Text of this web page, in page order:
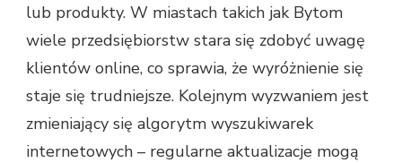
lub produkty. W miastach takich jak Bytom
wiele przedsiębiorstw stara się zdobyć uwagę
klientów online, co sprawia, że wyróżnienie się
staje się trudniejsze. Kolejnym wyzwaniem jest
zmieniający się algorytm wyszukiwarek
internetowych – regularne aktualizacje mogą